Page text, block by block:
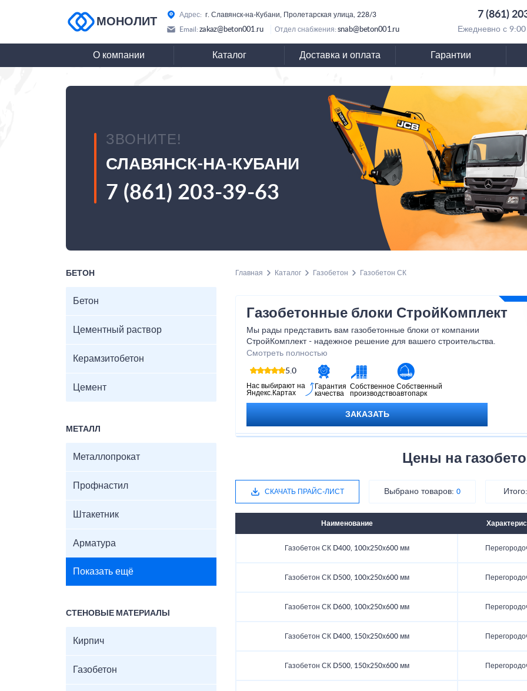
МОНОЛИТ
Адрес: г. Славянск-на-Кубани, Пролетарская улица, 228/3 7 (861)
Email: zakaz@beton001.ru Отдел снабжения: snab@beton001.ru Ежедневно с
О компании Каталог Доставка и оплата Гарантии
ЗВОНИТЕ!
СЛАВЯНСК-НА-КУБАНИ
7 (861) 203-39-63
БЕТОН
Бетон
Цементный раствор
Керамзитобетон
Цемент
МЕТАЛЛ
Металлопрокат
Профнастил
Штакетник
Арматура
Показать ещё
СТЕНОВЫЕ МАТЕРИАЛЫ
Кирпич
Газобетон
Главная Каталог Газобетон Газобетон СК
Газобетонные блоки СтройКомплект
Мы рады представить вам газобетонные блоки от компании
СтройКомплект - надежное решение для вашего строительства.
Благодаря использованию газобетона от СтройКомплект, вы
получите надежное и долговечное строение, которое будет радовать
вас и вашу семью на протяжении многих лет. Приобретайте
газобетонные блоки СтройКомплект и создавайте комфортное и
безопасное пространство для жизни и работы!
Смотреть полностью
5.0
Нас выбирают на
Яндекс.Картах
Гарантия
качества
Собственное
производство
Собственный
автопарк
ЗАКАЗАТЬ
Цены на
СКАЧАТЬ ПРАЙС-ЛИСТ Выбрано товаров: 0
Наименование
Газобетон СК D400, 100х250х600 мм
Газобетон СК D500, 100х250х600 мм
Газобетон СК D600, 100х250х600 мм
Газобетон СК D400, 150х250х600 мм
Газобетон СК D500, 150х250х600 мм